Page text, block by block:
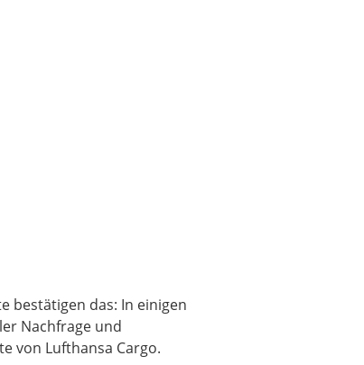
bestätigen das: In einigen
Nachfrage und
von Lufthansa Cargo.